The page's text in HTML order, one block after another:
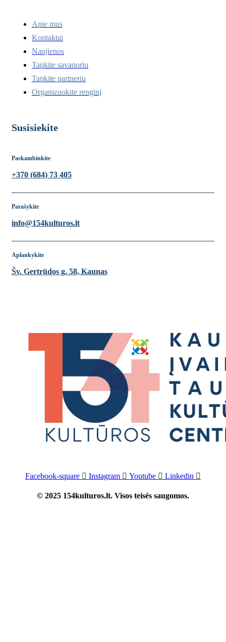
Apie mus
Kontaktai
Naujienos
Tapkite savanoriu
Tapkite partneriu
Organizuokite renginį
Susisiekite
Paskambinkite
+370 (684) 73 405
Parašykite
info@154kulturos.lt
Aplankykite
Šv. Gertrūdos g. 58, Kaunas
Facebook-square Instagram Youtube Linkedin
© 2025 154kulturos.lt. Visos teisės saugomos.